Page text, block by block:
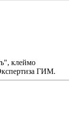
клеймо
ГИМ.